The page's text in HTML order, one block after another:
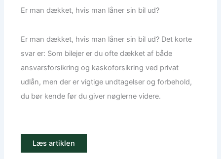
Er man dækket, hvis man låner sin bil ud?
Er man dækket, hvis man låner sin bil ud? Det korte
svar er: Som bilejer er du ofte dækket af både
ansvarsforsikring og kaskoforsikring ved privat
udlån, men der er vigtige undtagelser og forbehold,
du bør kende før du giver nøglerne videre.
Læs artiklen